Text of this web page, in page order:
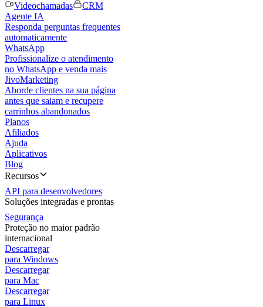
Videochamadas
CRM
Agente IA
Responda perguntas frequentes
automaticamente
WhatsApp
Profissionalize o atendimento
no WhatsApp e venda mais
JivoMarketing
Aborde clientes na sua página
antes que saiam e recupere
carrinhos abandonados
Planos
Afiliados
Ajuda
Aplicativos
Blog
Recursos
API para desenvolvedores
Soluções integradas e prontas
Segurança
Proteção no maior padrão
internacional
Descarregar
para Windows
Descarregar
para Mac
Descarregar
para Linux